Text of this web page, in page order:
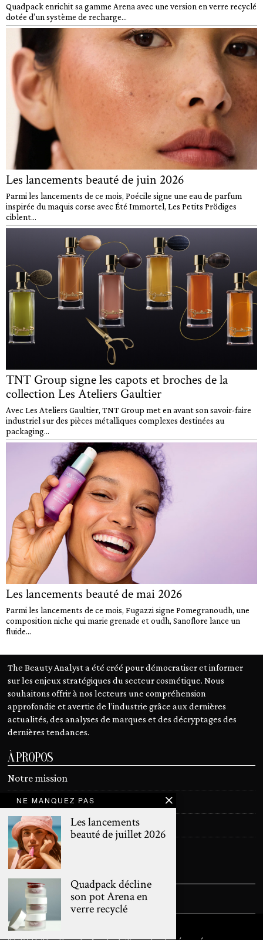
Quadpack enrichit sa gamme Arena avec une version en verre recyclé
dotée d’un système de recharge...
Les lancements beauté de juin 2026
Parmi les lancements de ce mois, Poécile signe une eau de parfum
inspirée du maquis corse avec Été Immortel, Les Petits Prödiges
ciblent...
TNT Group signe les capots et broches de la
collection Les Ateliers Gaultier
Avec Les Ateliers Gaultier, TNT Group met en avant son savoir-faire
industriel sur des pièces métalliques complexes destinées au
packaging...
Les lancements beauté de mai 2026
Parmi les lancements de ce mois, Fugazzi signe Pomegranoudh, une
composition niche qui marie grenade et oudh, Sanoflore lance un
fluide...
The Beauty Analyst a été créé pour démocratiser et informer
sur les enjeux stratégiques du secteur cosmétique. Nous
souhaitons offrir à nos lecteurs une compréhension
approfondie et avertie de l’industrie grâce aux dernières
actualités, des analyses de marques et des décryptages des
dernières tendances.
À PROPOS
Notre mission
Devenir contributeur
Contact
Mentions légales
SUIVEZ NOUS
NE MANQUEZ PAS
Les lancements
beauté de juillet 2026
Quadpack décline
son pot Arena en
verre recyclé